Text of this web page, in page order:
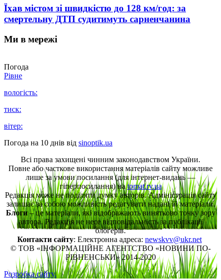
Їхав містом зі швидкістю до 128 км/год: за
смертельну ДТП судитимуть сарненчанина
Ми в мережі
Погода
Рівне
вологість:
тиск:
вітер:
Погода на 10 днів від sinoptik.ua
Всі права захищені чинним законодавством України.
Повне або часткове використання матеріалів сайту можливе
лише за умови посилання (для інтернет-видань —
гіперпосилання) наtomat.rv.ua
Редакція може не поділяти думку авторів. Адміністрація сайту
залишає за собою можливість редагувати надані їй матеріали.
Блоги– це матеріали, які відображають винятково точку зору
автора. Редакція не несе відповідальність за публікації
блогерів.
Контакти сайту: Електронна адреса: newskvv@ukr.net
© ТОВ «ІНФОРМАЦІЙНЕ АГЕНТСТВО «НОВИНИ ПО-
РІВНЕНСЬКИ» 2014-2020
Розробка сайту.